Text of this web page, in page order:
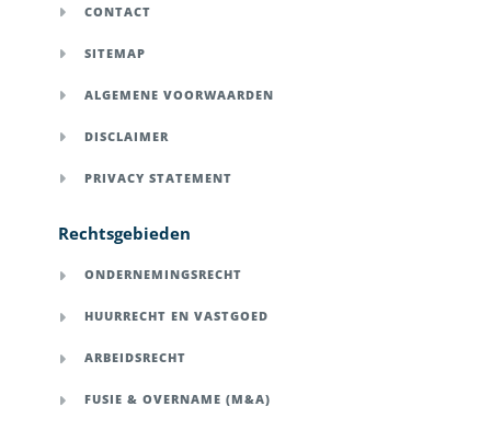
CONTACT
SITEMAP
ALGEMENE VOORWAARDEN
DISCLAIMER
PRIVACY STATEMENT
Rechtsgebieden
ONDERNEMINGSRECHT
HUURRECHT EN VASTGOED
ARBEIDSRECHT
FUSIE & OVERNAME (M&A)